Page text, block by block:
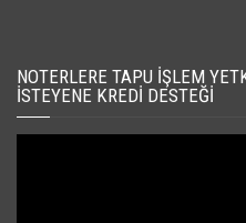
NOTERLERE TAPU İŞLEM
İSTEYENE KREDI DESTEĞI